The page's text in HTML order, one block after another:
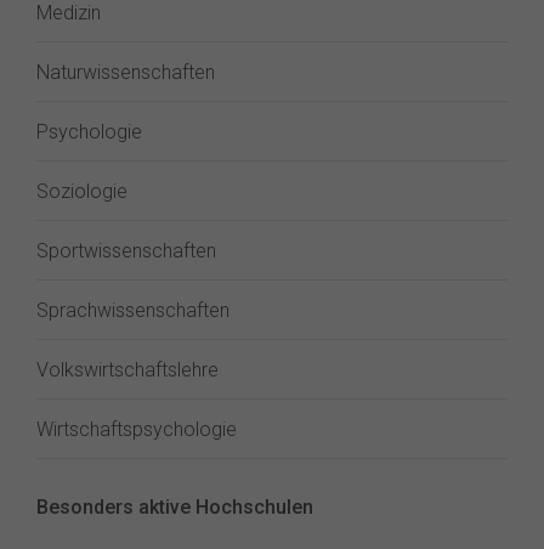
Medizin
Naturwissenschaften
Psychologie
Soziologie
Sportwissenschaften
Sprachwissenschaften
Volkswirtschaftslehre
Wirtschaftspsychologie
Besonders aktive Hochschulen